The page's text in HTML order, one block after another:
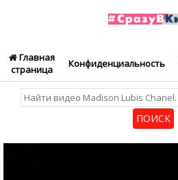
Главная
страница
Конфиденциальность